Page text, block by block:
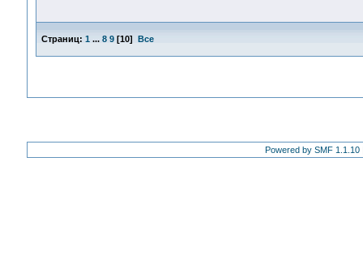
Страниц: 1 ... 8 9[10] Все
Powered by SMF 1.1.10